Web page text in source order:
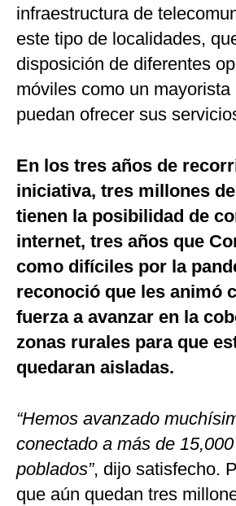
infraestructura de
este tipo de localidades,
disposición de diferentes
móviles como un
puedan ofrecer sus
En los tres años de
iniciativa, tres millones
tienen la posibilidad de
internet, tres años que
como difíciles por la
reconoció que les animó
fuerza a avanzar en la
zonas rurales para que
quedaran aisladas.
“Hemos avanzado
conectado a más de
poblados”, dijo satisfecho.
que aún quedan tres